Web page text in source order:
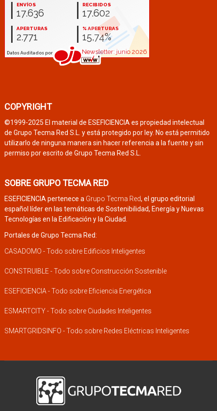
COPYRIGHT
©1999-2025 El material de ESEFICIENCIA es propiedad intelectual
de Grupo Tecma Red S.L. y está protegido por ley. No está permitido
utilizarlo de ninguna manera sin hacer referencia a la fuente y sin
permiso por escrito de Grupo Tecma Red S.L.
SOBRE GRUPO TECMA RED
ESEFICIENCIA pertenece a Grupo Tecma Red, el grupo editorial
español líder en las temáticas de Sostenibilidad, Energía y Nuevas
Tecnologías en la Edificación y la Ciudad.
Portales de Grupo Tecma Red:
CASADOMO - Todo sobre Edificios Inteligentes
CONSTRUIBLE - Todo sobre Construcción Sostenible
ESEFICIENCIA - Todo sobre Eficiencia Energética
ESMARTCITY - Todo sobre Ciudades Inteligentes
SMARTGRIDSINFO - Todo sobre Redes Eléctricas Inteligentes